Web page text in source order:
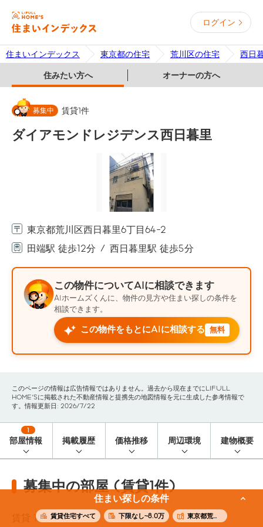
ログイン
住まいインデックス 東京都の住宅 荒川区の住宅 西日
住みたい方へ オーナーの方へ
住まい探しの条件
賃貸住宅すべて 下限なし~8.0万 東京都荒川区
募集中 賃貸1件
ダイアモンドレジデンス西日暮里
東京都荒川区西日暮里6丁目64-2
田端駅 徒歩12分
西日暮里駅 徒歩5分
この物件についてAIに相談できます
AIホームズくんに、物件の見方や住まい探しの条件を
相談できます。
この物件をもとにAIに相談する 無料
このページの情報は広告情報ではありません。過去から現在までにLIFULL
HOME'Sに掲載された不動産情報と提携先の地図情報を元に生成した参考情報で
す。情報更新日: 2026/7/22
部屋情報
1
掲載履歴 価格推移 周辺環境 建物概要
募集中の部屋 (賃貸1件)
1 件